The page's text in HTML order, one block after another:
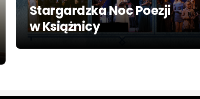
Stargardzka Noc Poezji
w Książnicy